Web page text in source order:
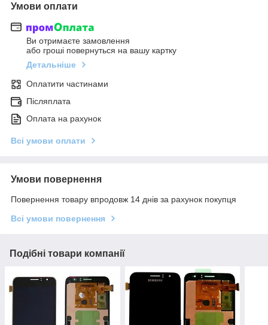
Умови оплати
Ви отримаєте замовлення
або гроші повернуться на вашу картку
Детальніше
Оплатити частинами
Післяплата
Оплата на рахунок
Всі умови оплати
Умови повернення
Повернення товару впродовж 14 днів за рахунок покупця
Всі умови повернення
Подібні товари компанії